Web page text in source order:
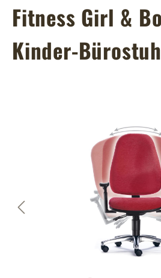
Fitness Girl &
Kinder-
Bildergalerie überspringen